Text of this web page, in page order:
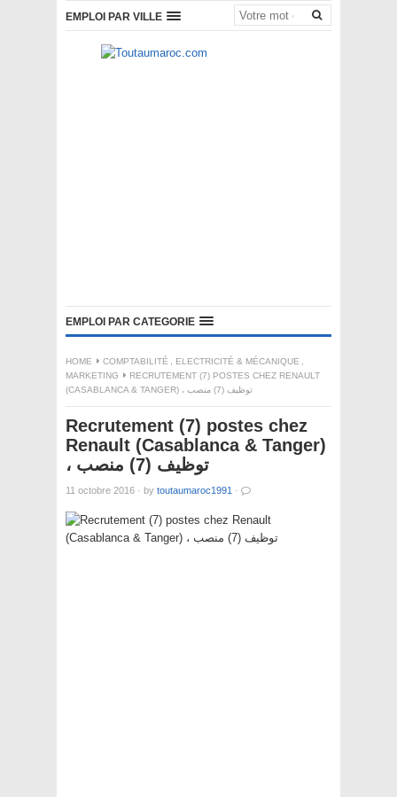
EMPLOI PAR VILLE
EMPLOI PAR CATEGORIE
HOME COMPTABILITÉ ELECTRICITÉ & MÉCANIQUE
MARKETING
RECRUTEMENT (7) POSTES CHEZ RENAULT
(CASABLANCA & TANGER) ، توظيف (7) منصب
Recrutement (7) postes chez
Renault (Casablanca & Tanger)
، توظيف (7) منصب
11 octobre 2016 · by toutaumaroc1991 ·